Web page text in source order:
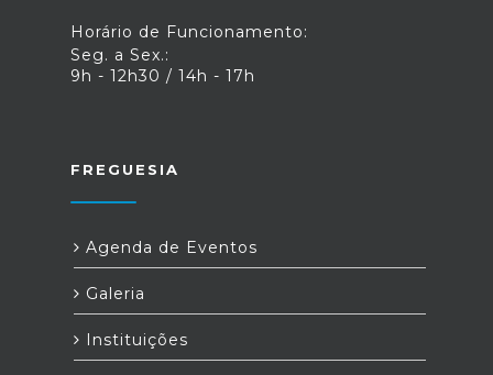
Horário de Funcionamento:
Seg. a Sex.:
9h - 12h30 / 14h - 17h
FREGUESIA
Agenda de Eventos
Galeria
Instituições